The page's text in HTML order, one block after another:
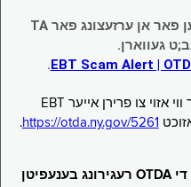
הויזגעזינדער קענען נאכאלץ אפּלייען פאר אן ערזעצונג פאר TA
געווארן.
EBT Scam Alert |
.
באשיצן אייער בענעפיטן לערנט איבער ווי אזוי צו פרירן אייער EBT
https://otda.ny.gov/5261
.
מיר ווילן הערן אייער מיינונג! נעמט די OTDA רעגירונג בענעפיטן